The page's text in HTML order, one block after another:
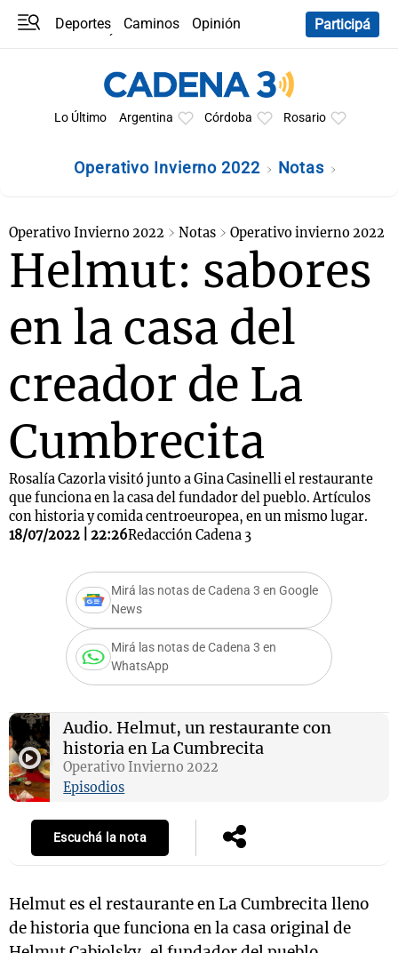
Deportes Caminos
Opinión
Participá
Lo Último Argentina Córdoba Rosario
Operativo Invierno 2022 Notas
Operativo Invierno 2022 Notas Operativo invierno 2022
Helmut: sabores
en la casa del
creador de La
Cumbrecita
Rosalía Cazorla visitó junto a Gina Casinelli el restaurante
que funciona en la casa del fundador del pueblo. Artículos
con historia y comida centroeuropea, en un mismo lugar.
18/07/2022 | 22:26Redacción Cadena 3
Mirá las notas de Cadena 3 en Google
News
Mirá las notas de Cadena 3 en
WhatsApp
Audio. Helmut, un restaurante con
historia en La Cumbrecita
Operativo Invierno 2022
Episodios
Escuchá la nota
Helmut es el restaurante en La Cumbrecita lleno
de historia que funciona en la casa original de
Mundial 2026
La Sole en
Cadena 3